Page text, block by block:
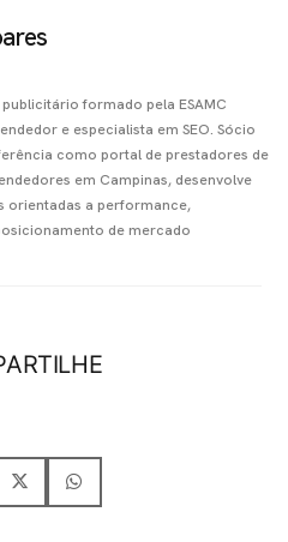
publicitário formado pela ESAMC
e especialista em SEO. Sócio
como portal de prestadores de
em Campinas, desenvolve
orientadas a performance,
de mercado